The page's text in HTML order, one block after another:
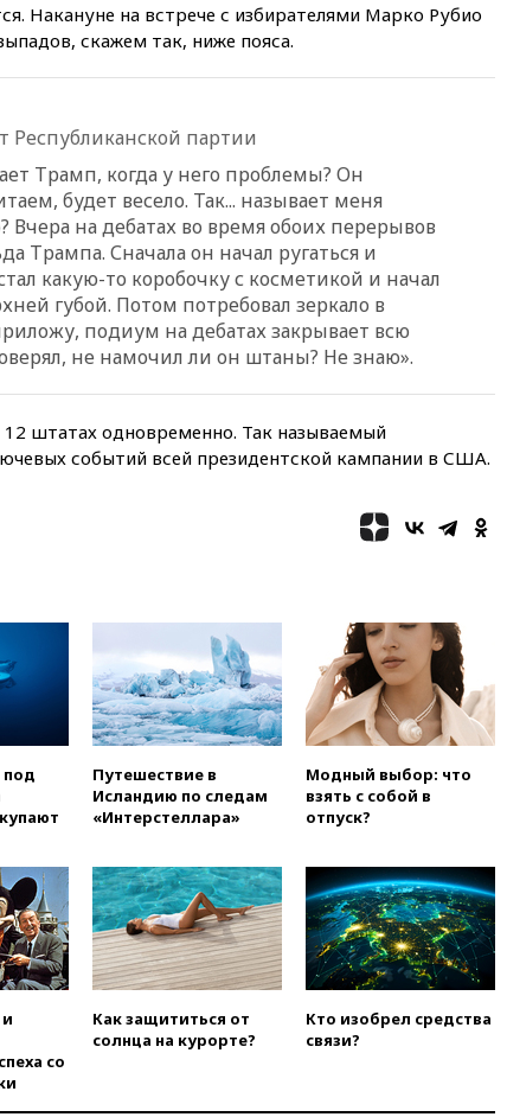
усилий против наркотрафика
присутствие в Сеуте на фоне
03:30
России
02:30Трамп попросил
отпустить его с круглого стола
в Госдепе, чтобы «вести
войну»
01:35Мигрант погиб при
попытке попасть из Марокко в
Сеуту на параплане
00:30FT: ЕС не готов принять в
коррупции
выгоду безвизового режима с
Москве вернут утраченную
скульптуру балерины
вчера, 22:45Литовец
протаранил погранпункт при
попытке попасть в Россию
анонсировал скорое
соглашение о прекращении
огня США и Ирана
получили ножевые ранения
при нападении в Чехии
вчера, 22:00Путин поручил
выделить средства на новые
РЛС для Белгородской
вчера, 21:56 The Atlantic: Маск
Накануне на встрече с избирателями Марко Рубио
скажем так, ниже пояса.
партии
Трамп, когда у него проблемы? Он
будет весело. Так... называет меня
Вчера на дебатах во время обоих перерывов
Трампа. Сначала он начал ругаться и
какую-то коробочку с косметикой и начал
губой. Потом потребовал зеркало в
подиум на дебатах закрывает всю
не намочил ли он штаны? Не знаю».
штатах одновременно. Так называемый
событий всей президентской кампании в США.
под
Путешествие в
Исландию по следам
«Интерстеллара»
Модный выбор: что
взять с собой в
отпуск?
со
Как защититься от
солнца на курорте?
Кто изобрел средства
связи?